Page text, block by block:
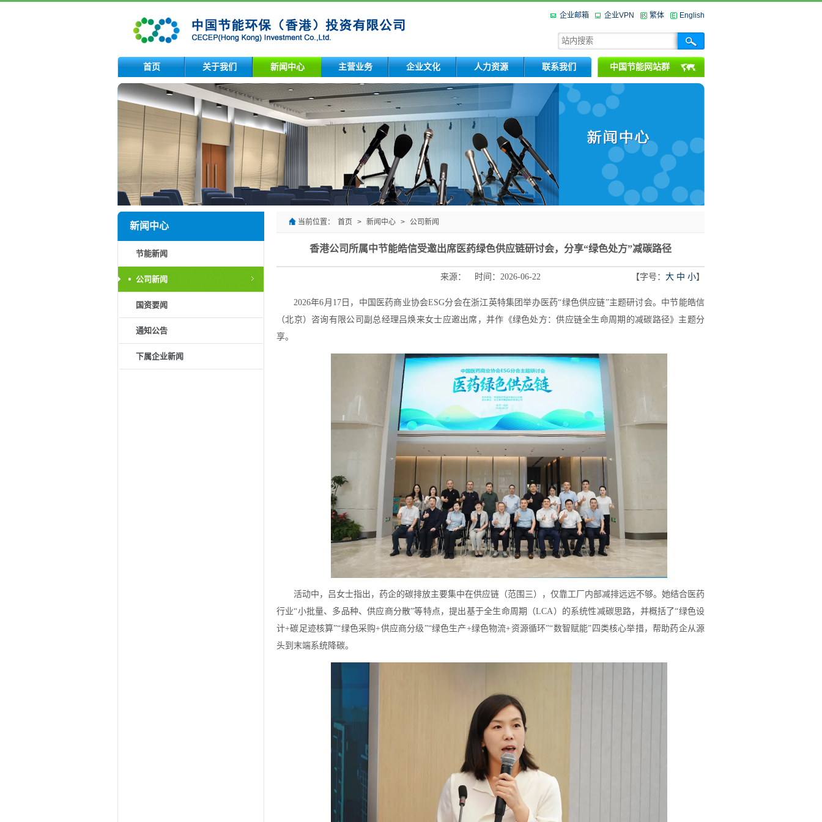
企业邮箱 企业VPN 繁体 English
首页 关于我们 新闻中心 主营业务 企业文化 人力资源 联系我们 中国节能网站群
新闻中心
节能新闻
公司新闻
国资要闻
通知公告
下属企业新闻
当前位置： 首页 > 新闻中心 > 公司新闻
香港公司所属中节能皓信受邀出席医药绿色供应链研讨会，分享“绿色处方”减碳路径
来源： 时间：2026-06-22 【字号： 大 中 小】
2026年6月17日，中国医药商业协会ESG分会在浙江英特集团举办医药“绿色供应链”主题研讨会。中节能皓信
（北京）咨询有限公司副总经理吕焕来女士应邀出席，并作《绿色处方：供应链全生命周期的减碳路径》主题分
享。
活动中，吕女士指出，药企的碳排放主要集中在供应链（范围三），仅靠工厂内部减排远远不够。她结合医药
行业“小批量、多品种、供应商分散”等特点，提出基于全生命周期（LCA）的系统性减碳思路，并概括了“绿色设
计+碳足迹核算”“绿色采购+供应商分级”“绿色生产+绿色物流+资源循环”“数智赋能”四类核心举措，帮助药企从源
头到末端系统降碳。